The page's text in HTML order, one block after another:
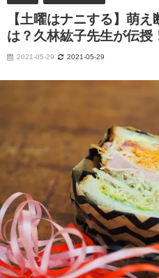
【土曜はナニする】萌
は？久林紘子先生が伝授
2021-05-29 2021-05-29